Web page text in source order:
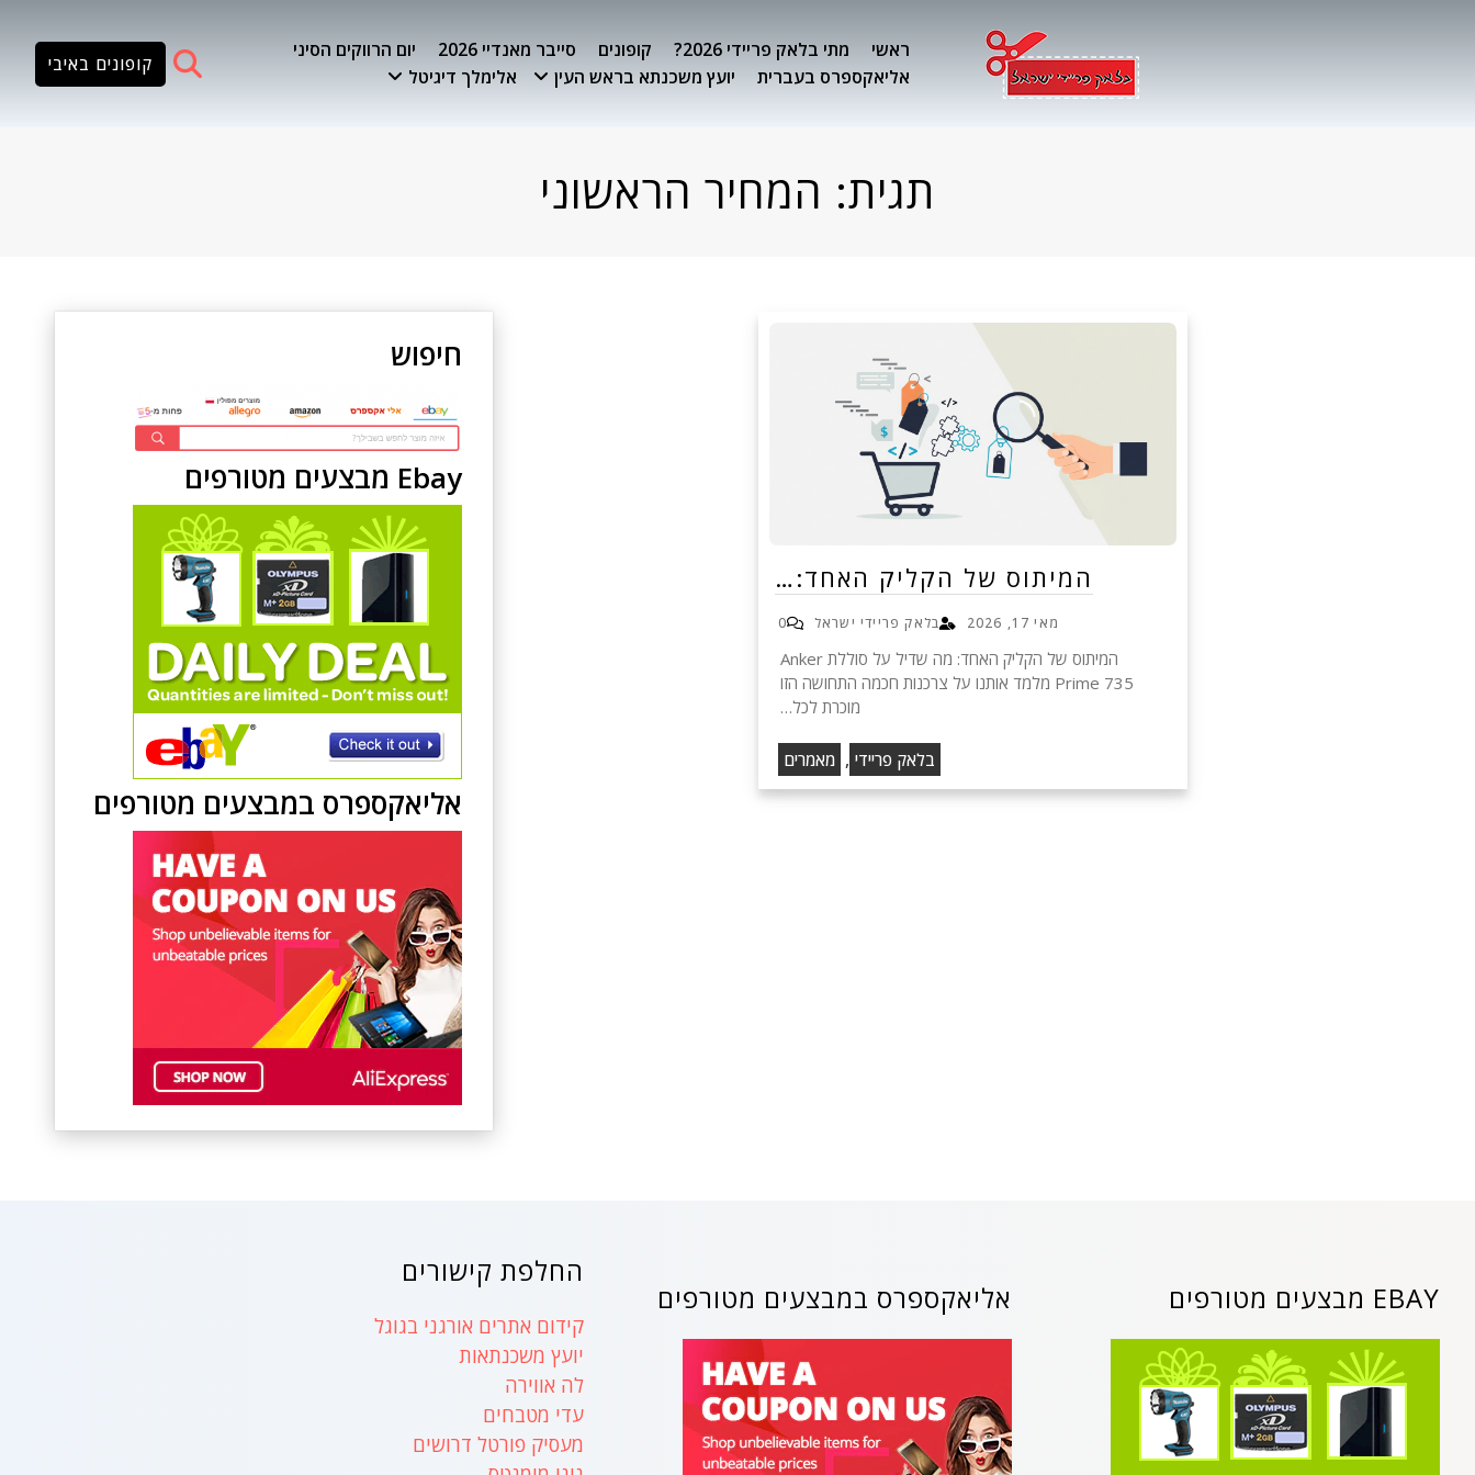
ראשי מתי בלאק פריידי 2026? קופונים סייבר מאנדיי 2026
יום הרווקים הסיני
אליאקספרס בעברית
יועץ משכנתא בראש העין אלימלך דיגיטל
קופונים באיבי
תגית: המחיר הראשוני
המיתוס של הקליק האחד:…
מאי 17, 2026 בלאק פריידי ישראל 0
המיתוס של הקליק האחד: מה שדיל על סוללת Anker
Prime 735 מלמד אותנו על צרכנות חכמה התחושה הזו
מוכרת לכל…
בלאק פריידי , מאמרים
חיפוש
Ebay מבצעים מטורפים
אליאקספרס במבצעים מטורפים
החלפת קישורים
קידום אתרים אורגני בגוגל
יועץ משכנתאות
לה אווירה
עדי מטבחים
מעסיק פורטל דרושים
אליאקספרס במבצעים מטורפים EBAY מבצעים מטורפים